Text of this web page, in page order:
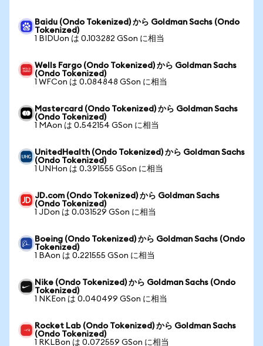
Baidu (Ondo Tokenized) から Goldman Sachs (Ondo
Tokenized)
1 BIDUon は 0.103282 GSon に相当
Wells Fargo (Ondo Tokenized) から Goldman Sachs
(Ondo Tokenized)
1 WFCon は 0.084848 GSon に相当
Mastercard (Ondo Tokenized) から Goldman Sachs
(Ondo Tokenized)
1 MAon は 0.542154 GSon に相当
UnitedHealth (Ondo Tokenized) から Goldman Sachs
(Ondo Tokenized)
1 UNHon は 0.391555 GSon に相当
JD.com (Ondo Tokenized) から Goldman Sachs
(Ondo Tokenized)
1 JDon は 0.031529 GSon に相当
Boeing (Ondo Tokenized) から Goldman Sachs (Ondo
Tokenized)
1 BAon は 0.221555 GSon に相当
Nike (Ondo Tokenized) から Goldman Sachs (Ondo
Tokenized)
1 NKEon は 0.040499 GSon に相当
Rocket Lab (Ondo Tokenized) から Goldman Sachs
(Ondo Tokenized)
1 RKLBon は 0.072559 GSon に相当